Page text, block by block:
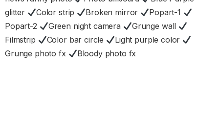
glitter
Color strip Broken mirror
Popart-1
Popart-2
Green night camera
Grunge wall
Filmstrip
Color bar circle
Light purple color
Grunge photo fx
Bloody photo fx